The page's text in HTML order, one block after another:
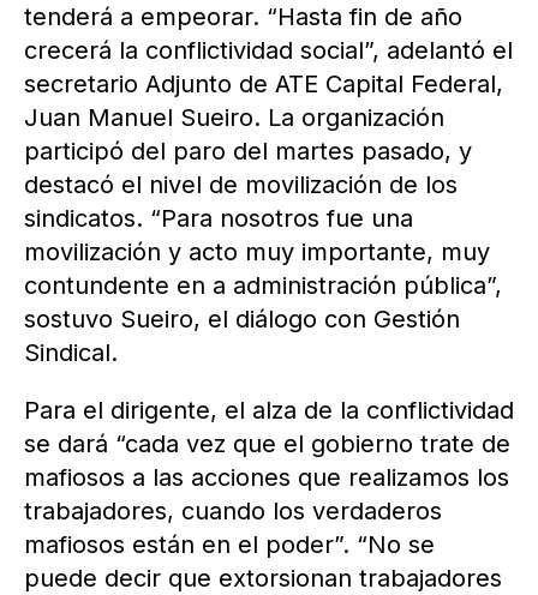
tenderá a empeorar. “Hasta fin de año
crecerá la conflictividad social”, adelantó el
secretario Adjunto de ATE Capital Federal,
Juan Manuel Sueiro. La organización
participó del paro del martes pasado, y
destacó el nivel de movilización de los
sindicatos. “Para nosotros fue una
movilización y acto muy importante, muy
contundente en a administración pública”,
sostuvo Sueiro, el diálogo con Gestión
Sindical.
Para el dirigente, el alza de la conflictividad
se dará “cada vez que el gobierno trate de
mafiosos a las acciones que realizamos los
trabajadores, cuando los verdaderos
mafiosos están en el poder”. “No se
puede decir que extorsionan trabajadores